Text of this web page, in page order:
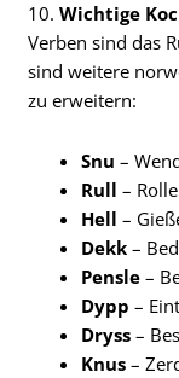
10.Wichtige
Verben sind das
sind weitere
zu erweitern:
Snu –
Rull –
Hell –
Dekk –
Pensle –
Dypp –
Dryss –
Knus –